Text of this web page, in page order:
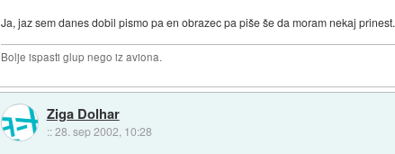
Ja, jaz sem danes dobil pismo pa en obrazec pa piše še da moram nekaj prinest.
Bolje ispasti glup nego iz aviona.
Ziga Dolhar
::28. sep 2002, 10:28